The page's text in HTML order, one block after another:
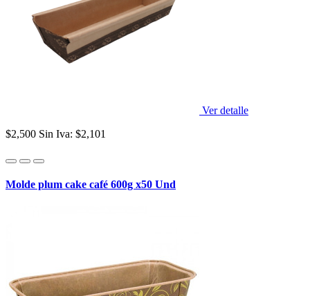
Ver detalle
$2,500 Sin Iva: $2,101
Molde plum cake café 600g x50 Und